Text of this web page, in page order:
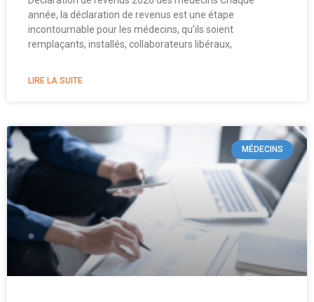
année, la déclaration de revenus est une étape
incontournable pour les médecins, qu’ils soient
remplaçants, installés, collaborateurs libéraux,
LIRE LA SUITE
MÉDECINS